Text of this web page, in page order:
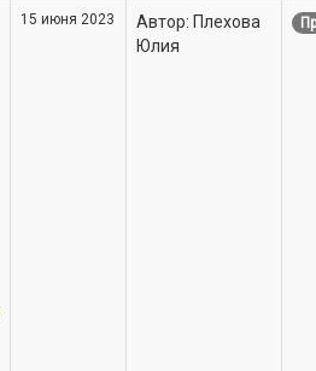
15 июня 2023
Автор: Плехова
Юлия